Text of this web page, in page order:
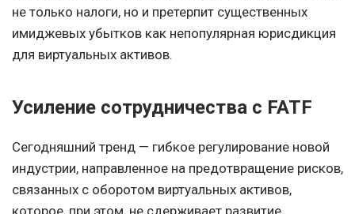
не только налоги, но и претерпит существенных
имиджевых убытков как непопулярная юрисдикция
для виртуальных активов.
Усиление сотрудничества с FATF
Сегодняшний тренд — гибкое регулирование новой
индустрии, направленное на предотвращение рисков,
связанных с оборотом виртуальных активов,